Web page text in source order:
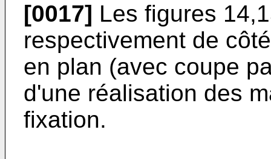
[0017] Les figures
respectivement de
en plan (avec coupe
d'une réalisation des
fixation.